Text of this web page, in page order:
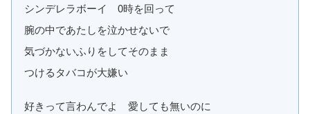
シンデレラボーイ 0時を回って
腕の中であたしを泣かせないで
気づかないふりをしてそのまま
つけるタバコが大嫌い
好きって言わんでよ 愛しても無いのに